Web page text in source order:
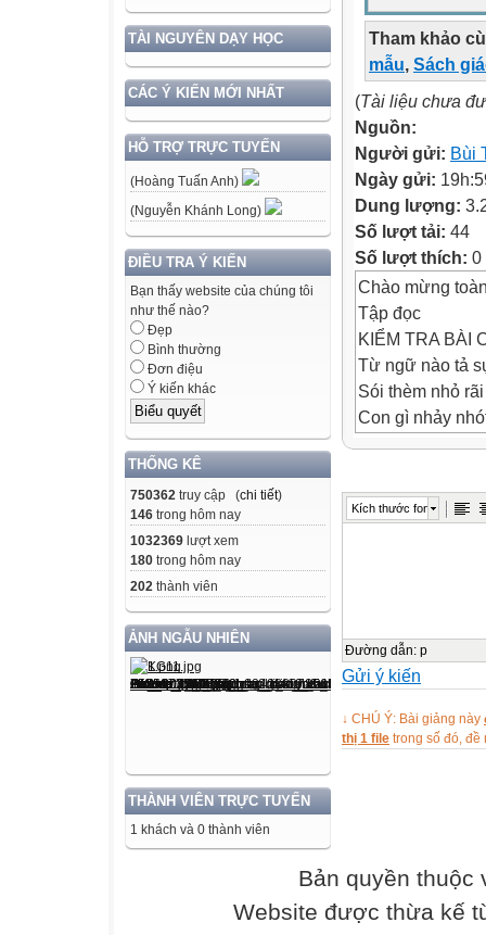
TÀI NGUYÊN DẠY HỌC
CÁC Ý KIẾN MỚI NHẤT
HỖ TRỢ TRỰC TUYẾN
(Hoàng Tuấn Anh)
(Nguyễn Khánh Long)
ĐIỀU TRA Ý KIẾN
Bạn thấy website của chúng tôi
như thế nào?
Đẹp
Bình thường
Đơn điệu
Ý kiến khác
THỐNG KÊ
750362 truy cập (chi tiết)
146 trong hôm nay
1032369 lượt xem
180 trong hôm nay
202 thành viên
ẢNH NGẪU NHIÊN
THÀNH VIÊN TRỰC TUYẾN
1 khách và 0 thành viên
Tham khảo
mẫu, Sách
(Tài liệu chưa
Nguồn:
Người gửi: Bùi
Ngày gửi:
Dung lượng:
Số lượt tải: 44
Số lượt thích: 0
Chào mừng
Tập đọc
KIỂM TRA BÀI
Từ ngữ nào tả
Sói thèm nhỏ rãi
Con gì nhảy
Tập đọc
Nội quy Đảo Khỉ
dây:
1. Mua vé tham
3. Không cho
4. Giữ gìn vệ
NGUYỄN
Nội quy Đảo Khỉ
Kích thước font
Đường dẫn: p
Gửi ý kiến
↓ CHÚ Ý: Bài giảng này
thị 1 file trong số đó, đề
Bản quyền thuộc
Website được thừa kế